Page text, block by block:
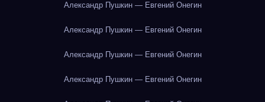
Александр Пушкин — Евгений Онегин
Александр Пушкин — Евгений Онегин
Александр Пушкин — Евгений Онегин
Александр Пушкин — Евгений Онегин